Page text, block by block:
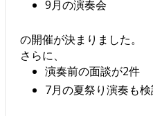
9月の演奏会
の開催が決まりました。
さらに、
演奏前の面談が2件
7月の夏祭り演奏も検